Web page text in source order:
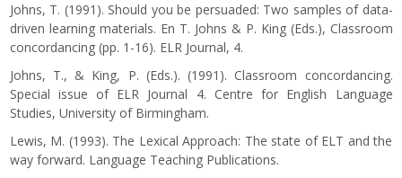
Johns, T. (1991). Should you be persuaded: Two samples of data-
driven learning materials. En T. Johns & P. King (Eds.), Classroom
concordancing (pp. 1-16). ELR Journal, 4.
Johns, T., & King, P. (Eds.). (1991). Classroom concordancing.
Special issue of ELR Journal 4. Centre for English Language
Studies, University of Birmingham.
Lewis, M. (1993). The Lexical Approach: The state of ELT and the
way forward. Language Teaching Publications.